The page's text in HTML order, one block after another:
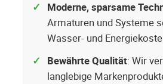
Moderne, sparsame
Armaturen und Systeme
Wasser- und
Bewährte Qualität: Wir
langlebige